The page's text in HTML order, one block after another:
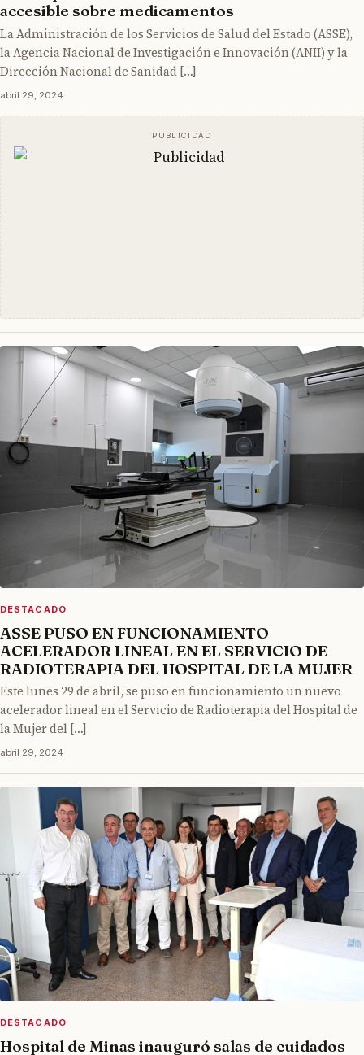
accesible sobre medicamentos
La Administración de los Servicios de Salud del Estado (ASSE),
la Agencia Nacional de Investigación e Innovación (ANII) y la
Dirección Nacional de Sanidad […]
abril 29, 2024
DESTACADO
ASSE PUSO EN FUNCIONAMIENTO
ACELERADOR LINEAL EN EL SERVICIO DE
RADIOTERAPIA DEL HOSPITAL DE LA MUJER
Este lunes 29 de abril, se puso en funcionamiento un nuevo
acelerador lineal en el Servicio de Radioterapia del Hospital de
la Mujer del […]
abril 29, 2024
DESTACADO
Hospital de Minas inauguró salas de cuidados